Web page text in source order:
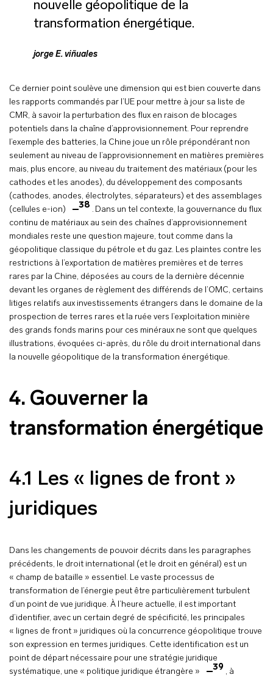
nouvelle géopolitique de la
transformation énergétique.
jorge E. viñuales
Ce dernier point soulève une dimension qui est bien couverte dans
les rapports commandés par l’UE pour mettre à jour sa liste de
CMR, à savoir la perturbation des flux en raison de blocages
potentiels dans la chaîne d’approvisionnement. Pour reprendre
l’exemple des batteries, la Chine joue un rôle prépondérant non
seulement au niveau de l’approvisionnement en matières premières
mais, plus encore, au niveau du traitement des matériaux (pour les
cathodes et les anodes), du développement des composants
(cathodes, anodes, électrolytes, séparateurs) et des assemblages
(cellules e-ion)
38 . Dans un tel contexte, la gouvernance du flux
continu de matériaux au sein des chaînes d’approvisionnement
mondiales reste une question majeure, tout comme dans la
géopolitique classique du pétrole et du gaz. Les plaintes contre les
restrictions à l’exportation de matières premières et de terres
rares par la Chine, déposées au cours de la dernière décennie
devant les organes de règlement des différends de l’OMC, certains
litiges relatifs aux investissements étrangers dans le domaine de la
prospection de terres rares et la ruée vers l’exploitation minière
des grands fonds marins pour ces minéraux ne sont que quelques
illustrations, évoquées ci-après, du rôle du droit international dans
la nouvelle géopolitique de la transformation énergétique.
4. Gouverner la
transformation énergétique
4.1 Les « lignes de front »
juridiques
Dans les changements de pouvoir décrits dans les paragraphes
précédents, le droit international (et le droit en général) est un
« champ de bataille » essentiel. Le vaste processus de
transformation de l’énergie peut être particulièrement turbulent
d’un point de vue juridique. À l’heure actuelle, il est important
d’identifier, avec un certain degré de spécificité, les principales
« lignes de front » juridiques où la concurrence géopolitique trouve
son expression en termes juridiques. Cette identification est un
point de départ nécessaire pour une stratégie juridique
systématique, une « politique juridique étrangère »
39 , à